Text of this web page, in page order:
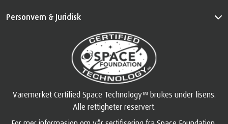
Personvern & Juridisk
Varemerket Certified Space Technology™ brukes under lisens.
Alle rettigheter reservert.